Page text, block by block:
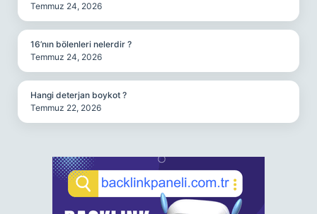
Temmuz 24, 2026
16’nın bölenleri nelerdir ?
Temmuz 24, 2026
Hangi deterjan boykot ?
Temmuz 22, 2026